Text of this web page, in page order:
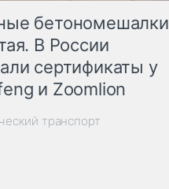
бетономешалки
В России
сертификаты у
и Zoomlion
транспорт